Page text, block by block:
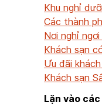
Khu nghỉ
Các thành
Nơi nghỉ
Khách sạn
Ưu đãi
Khách sạn
Lặn vào